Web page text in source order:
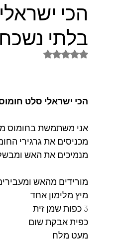
הכי
בלתי
דירוג של NaN מתוך 5 כוכבים
הכי ישראלי סלט
אני משתמשת בחומוס
מכניסים את גרגירי
מנמיכים את האש
מורידים מהאש
מיץ מלימון אחד
3 כפות שמן זית
כפית אבקת שום
מעט מלח